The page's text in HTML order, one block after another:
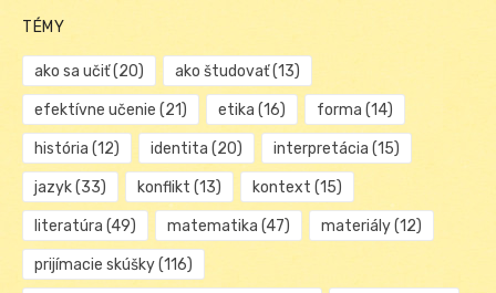
TÉMY
ako sa učiť(20) ako študovať(13)
efektívne učenie (21) etika (16) forma (14)
história (12) identita (20) interpretácia (15)
jazyk(33) konflikt (13) kontext (15)
literatúra (49) matematika (47) materiály(12)
prijímacie skúšky(116)